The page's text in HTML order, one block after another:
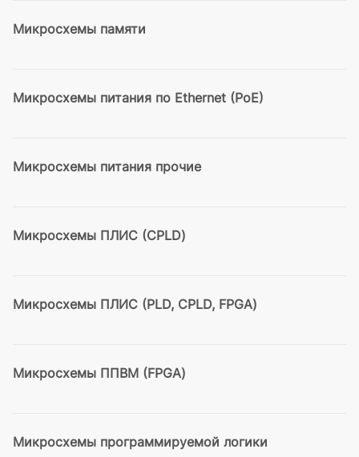
Микросхемы памяти
Микросхемы питания по Ethernet (PoE)
Микросхемы питания прочие
Микросхемы ПЛИС (CPLD)
Микросхемы ПЛИС (PLD, CPLD, FPGA)
Микросхемы ППВМ (FPGA)
Микросхемы программируемой логики